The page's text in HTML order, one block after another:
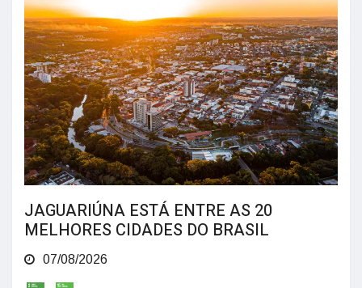
JAGUARIÚNA ESTÁ ENTRE AS 20
MELHORES CIDADES DO BRASIL
07/08/2026